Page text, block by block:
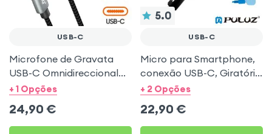
USB-C
Microfone de Gravata
USB-C Omnidireccional
360° de alta qualidade
Preto
+ 1 Opções
24,90 €
5.0
USB-C
Micro para Smartphone,
conexão USB-C, Giratório
com protecção anti-
+ 2 Opções
22,90 €